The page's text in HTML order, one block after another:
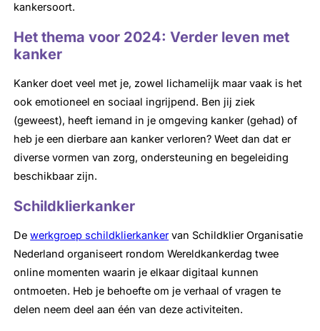
kankersoort.
Het thema voor 2024: Verder leven met
kanker
Kanker doet veel met je, zowel lichamelijk maar vaak is het
ook emotioneel en sociaal ingrijpend. Ben jij ziek
(geweest), heeft iemand in je omgeving kanker (gehad) of
heb je een dierbare aan kanker verloren? Weet dan dat er
diverse vormen van zorg, ondersteuning en begeleiding
beschikbaar zijn.
Schildklierkanker
Dewerkgroep schildklierkankervan Schildklier Organisatie
Nederland organiseert rondom Wereldkankerdag twee
online momenten waarin je elkaar digitaal kunnen
ontmoeten. Heb je behoefte om je verhaal of vragen te
delen neem deel aan één van deze activiteiten.